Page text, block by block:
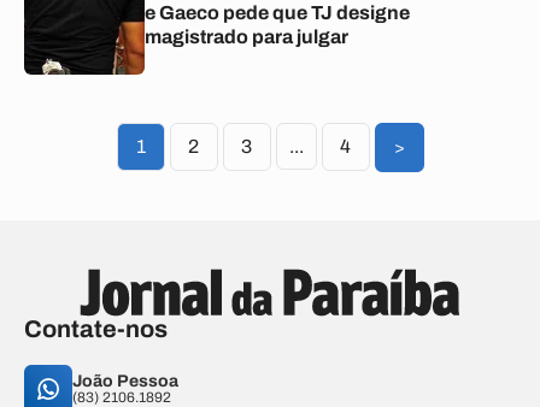
e Gaeco pede que TJ designe
magistrado para julgar
1 2 3 ... 4 >
Contate-nos
João Pessoa
(83) 2106.1892